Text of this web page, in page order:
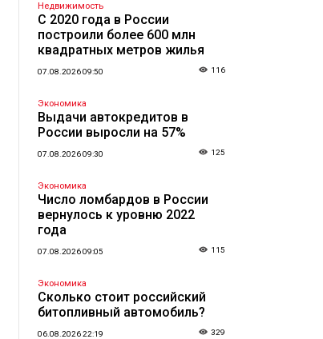
Недвижимость
С 2020 года в России
построили более 600 млн
квадратных метров жилья
07.08.2026 09:50 116
Экономика
Выдачи автокредитов в
России выросли на 57%
07.08.2026 09:30 125
Экономика
Число ломбардов в России
вернулось к уровню 2022
года
07.08.2026 09:05 115
Экономика
Сколько стоит российский
битопливный автомобиль?
06.08.2026 22:19 329